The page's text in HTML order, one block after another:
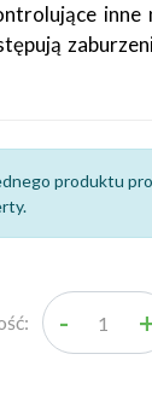
inne
produktu
- +